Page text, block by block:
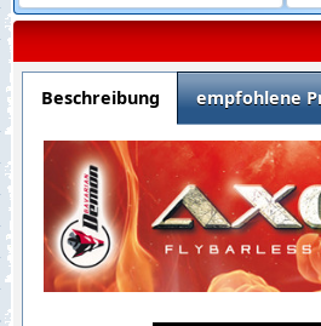
Beschreibung empfohlene